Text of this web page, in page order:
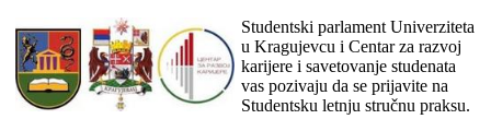
Studentski parlament Univerziteta
u Kragujevcu i Centar za razvoj
karijere i savetovanje studenata
vas pozivaju da se prijavite na
Studentsku letnju stručnu praksu.